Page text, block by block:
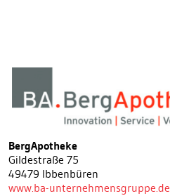
BergApotheke
Gildestraße 75
49479 Ibbenbüren
www.ba-unternehmensgruppe.de